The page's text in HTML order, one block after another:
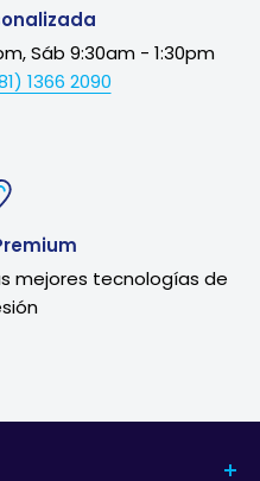
Sáb 9:30am - 1:30pm
1366 2090
mejores tecnologías de